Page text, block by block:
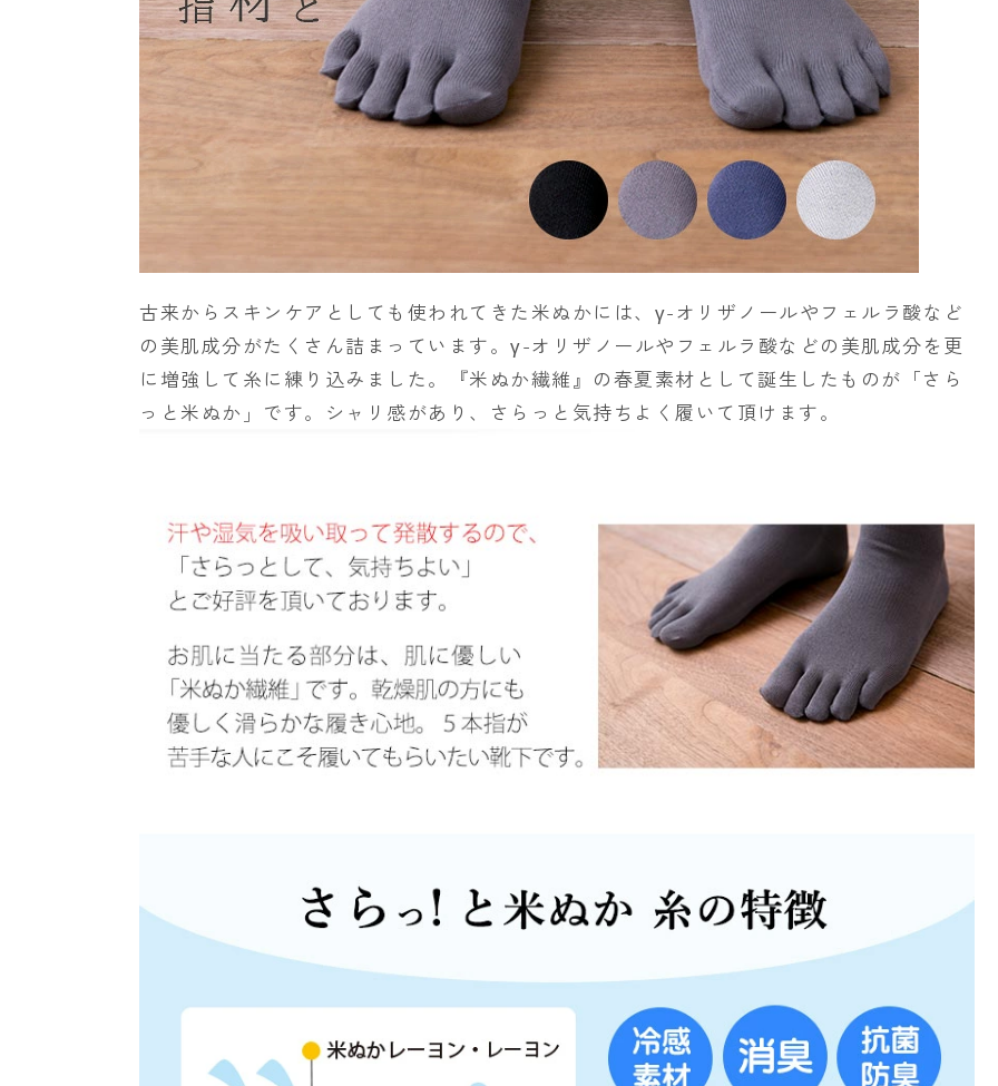
古来からスキンケアとしても使われてきた米ぬかには、γ-オリザノールやフェルラ酸など
の美肌成分がたくさん詰まっています。γ-オリザノールやフェルラ酸などの美肌成分を更
に増強して糸に練り込みました。『米ぬか繊維』の春夏素材として誕生したものが「さら
っと米ぬか」です。シャリ感があり、さらっと気持ちよく履いて頂けます。